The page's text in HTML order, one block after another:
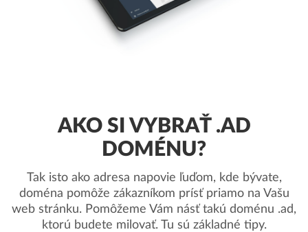
AKO SI VYBRAŤ .AD
DOMÉNU?
Tak isto ako adresa napovie ľuďom, kde bývate,
doména pomôže zákazníkom prísť priamo na Vašu
web stránku. Pomôžeme Vám násť takú doménu .ad,
ktorú budete milovať. Tu sú základné tipy.